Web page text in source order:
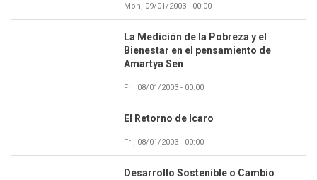
Mon, 09/01/2003 - 00:00
La Medición de la Pobreza y el
Bienestar en el pensamiento de
Amartya Sen
Fri, 08/01/2003 - 00:00
El Retorno de Icaro
Fri, 08/01/2003 - 00:00
Desarrollo Sostenible o Cambio